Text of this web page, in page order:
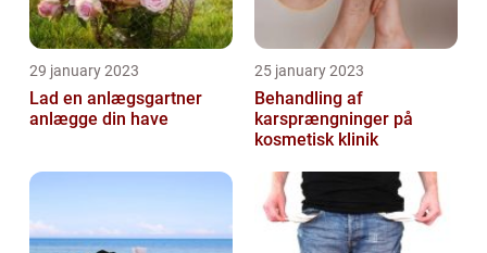
29 january 2023
Lad en anlægsgartner
anlægge din have
25 january 2023
Behandling af
karsprængninger på
kosmetisk klinik